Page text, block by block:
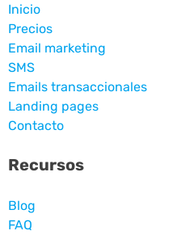
Inicio
Precios
Email marketing
SMS
Emails transaccionales
Landing pages
Contacto
Recursos
Blog
FAQ